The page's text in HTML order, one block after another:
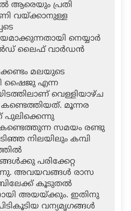
ആരെയും പ്രതി
വയ്ക്കാനുള്ള
നെയ്യാര്‍
ലൈഫ് വാര്‍ഡന്‍
മലയുടെ
ഷൈജു എന്ന
വെള്ളിയാഴ്ച
കണ്ടെത്തിയത്. മൂന്നര
സമയം രണ്ടു
നിലയിലും കമ്പി
പരിക്കേറ്റ
അവയവങ്ങള്‍ രാസ
കൂടുതല്‍
അയയ്ക്കും. ഇതിനു
വന്യമൃഗങ്ങള്‍